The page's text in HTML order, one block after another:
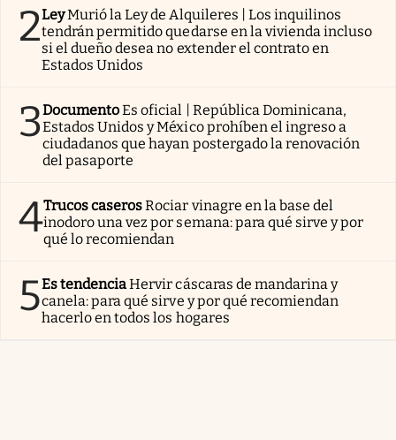
2LeyMurió la Ley de Alquileres | Los inquilinos
tendrán permitido quedarse en la vivienda incluso
si el dueño desea no extender el contrato en
Estados Unidos
3DocumentoEs oficial | República Dominicana,
Estados Unidos y México prohíben el ingreso a
ciudadanos que hayan postergado la renovación
del pasaporte
4Trucos caserosRociar vinagre en la base del
inodoro una vez por semana: para qué sirve y por
qué lo recomiendan
5Es tendenciaHervir cáscaras de mandarina y
canela: para qué sirve y por qué recomiendan
hacerlo en todos los hogares